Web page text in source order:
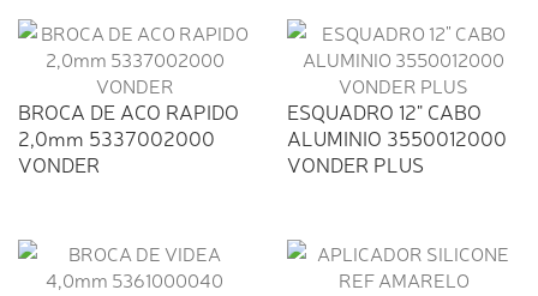
BROCA DE ACO RAPIDO
2,0mm 5337002000
VONDER
ESQUADRO 12" CABO
ALUMINIO 3550012000
VONDER PLUS